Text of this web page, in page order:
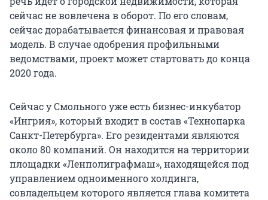
сейчас не вовлечена в оборот. По его словам,
сейчас дорабатывается финансовая и правовая
модель. В случае одобрения профильными
ведомствами, проект может стартовать до конца
2020 года.
Сейчас у Смольного уже есть бизнес-инкубатор
«Ингрия», который входит в состав «Технопарка
Санкт-Петербурга». Его резидентами являются
около 80 компаний. Он находится на территории
площадки «Ленполиграфмаш», находящейся под
управлением одноименного холдинга,
совладельцем которого является глава комитета